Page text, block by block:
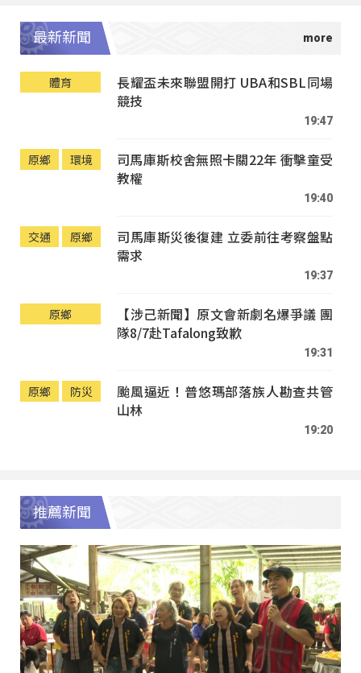
最新新聞
體育
長耀盃未來聯盟開打 UBA和SBL同場
競技
19:47
原鄉 環境
司馬庫斯校舍無照卡關22年 衝擊童受
教權
19:40
交通 原鄉
司馬庫斯災後復建 立委前往考察盤點
需求
19:37
原鄉
【涉己新聞】原文會新劇名爆爭議 團
隊8/7赴Tafalong致歉
19:31
原鄉 防災
颱風逼近！普悠瑪部落族人勘查共管
山林
19:20
推薦新聞